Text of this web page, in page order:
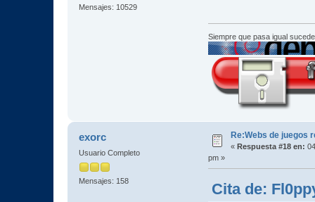
Mensajes: 10529
Siempre que pasa igual
exorc
Usuario Completo
Mensajes: 158
Re:Webs de juegos
« Respuesta #18 en:
pm »
Cita de: